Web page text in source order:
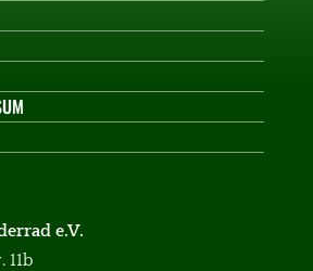
e.V.
11b